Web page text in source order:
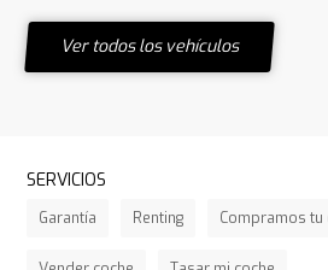
Ver todos los vehículos
SERVICIOS
Garantía Renting Compramos tu